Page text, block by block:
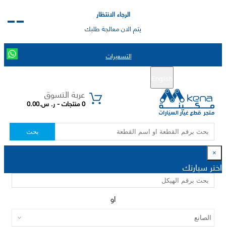
الرجاء الانتظار
يتم الان معالجة طلبك
التسعيرات
عربة التسوق
0 منتجات - ر. س.0.00
بحث
×
اختر سيارتك
او